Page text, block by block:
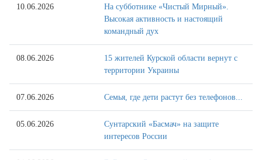
10.06.2026
На субботнике «Чистый Мирный».
Высокая активность и настоящий
командный дух
08.06.2026
15 жителей Курской области вернут с
территории Украины
07.06.2026 Семья, где дети растут без телефонов...
05.06.2026
Сунтарский «Басмач» на защите
интересов России